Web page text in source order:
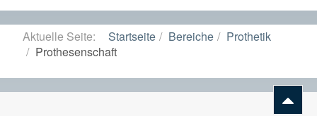
Aktuelle Seite: Startseite Bereiche
Prothetik
Prothesenschaft